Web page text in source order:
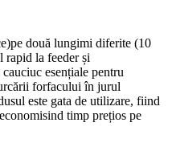
două lungimi diferite (10
rapid la feeder și
esențiale pentru
forfacului în jurul
este gata de utilizare, fiind
timp prețios pe